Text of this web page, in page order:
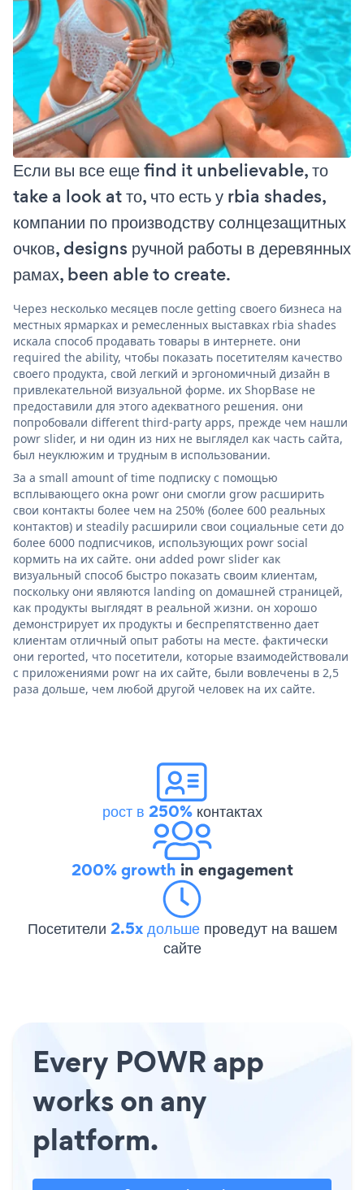
Если вы все еще find it unbelievable, то
take a look at то, что есть у rbia shades,
компании по производству солнцезащитных
очков, designs ручной работы в деревянных
рамах, been able to create.
Через несколько месяцев после getting своего бизнеса на
местных ярмарках и ремесленных выставках rbia shades
искала способ продавать товары в интернете. они
required the ability, чтобы показать посетителям качество
своего продукта, свой легкий и эргономичный дизайн в
привлекательной визуальной форме. их ShopBase не
предоставили для этого адекватного решения. они
попробовали different third-party apps, прежде чем нашли
powr slider, и ни один из них не выглядел как часть сайта,
был неуклюжим и трудным в использовании.
За a small amount of time подписку с помощью
всплывающего окна powr они смогли grow расширить
свои контакты более чем на 250% (более 600 реальных
контактов) и steadily расширили свои социальные сети до
более 6000 подписчиков, использующих powr social
кормить на их сайте. они added powr slider как
визуальный способ быстро показать своим клиентам,
поскольку они являются landing on домашней страницей,
как продукты выглядят в реальной жизни. он хорошо
демонстрирует их продукты и беспрепятственно дает
клиентам отличный опыт работы на месте. фактически
они reported, что посетители, которые взаимодействовали
с приложениями powr на их сайте, были вовлечены в 2,5
раза дольше, чем любой другой человек на их сайте.
рост в 250%контактах
200% growth in engagement
Посетители 2.5x дольше проведут на вашем
сайте
Every POWR app
works on any
platform.